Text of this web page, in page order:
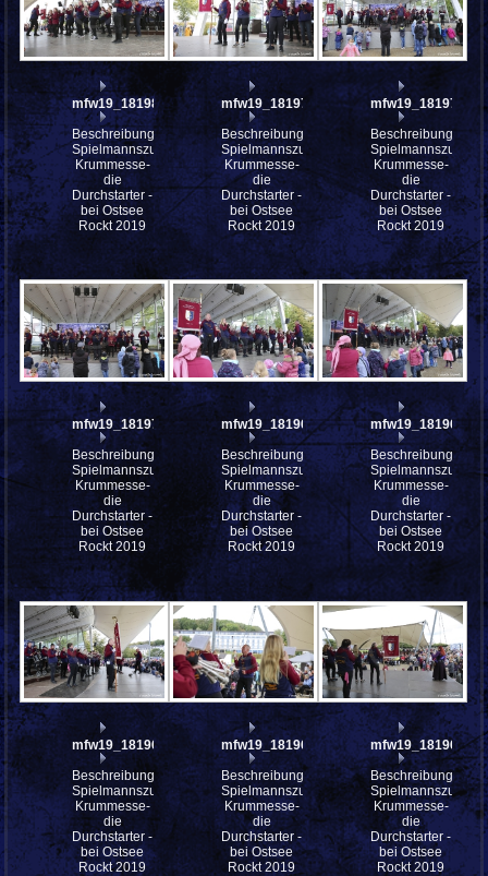
mfw19_181980
Beschreibung:
Spielmannszug
Krummesse-
die
Durchstarter -
bei Ostsee
Rockt 2019
mfw19_181974
Beschreibung:
Spielmannszug
Krummesse-
die
Durchstarter -
bei Ostsee
Rockt 2019
mfw19_181971
Beschreibung:
Spielmannszug
Krummesse-
die
Durchstarter -
bei Ostsee
Rockt 2019
mfw19_181970
Beschreibung:
Spielmannszug
Krummesse-
die
Durchstarter -
bei Ostsee
Rockt 2019
mfw19_181969
Beschreibung:
Spielmannszug
Krummesse-
die
Durchstarter -
bei Ostsee
Rockt 2019
mfw19_181968
Beschreibung:
Spielmannszug
Krummesse-
die
Durchstarter -
bei Ostsee
Rockt 2019
mfw19_181966
Beschreibung:
Spielmannszug
Krummesse-
die
Durchstarter -
bei Ostsee
Rockt 2019
mfw19_181963
Beschreibung:
Spielmannszug
Krummesse-
die
Durchstarter -
bei Ostsee
Rockt 2019
mfw19_181962
Beschreibung:
Spielmannszug
Krummesse-
die
Durchstarter -
bei Ostsee
Rockt 2019